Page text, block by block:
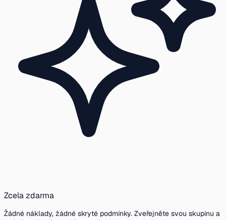
Zcela zdarma
Žádné náklady, žádné skryté podmínky. Zveřejněte svou skupinu a